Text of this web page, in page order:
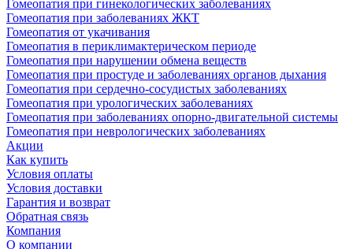
Гомеопатия при гинекологических заболеваниях
Гомеопатия при заболеваниях ЖКТ
Гомеопатия от укачивания
Гомеопатия в периклимактерическом периоде
Гомеопатия при нарушении обмена веществ
Гомеопатия при простуде и заболеваниях органов дыхания
Гомеопатия при сердечно-сосудистых заболеваниях
Гомеопатия при урологических заболеваниях
Гомеопатия при заболеваниях опорно-двигательной системы
Гомеопатия при неврологических заболеваниях
Акции
Как купить
Условия оплаты
Условия доставки
Гарантия и возврат
Обратная связь
Компания
О компании